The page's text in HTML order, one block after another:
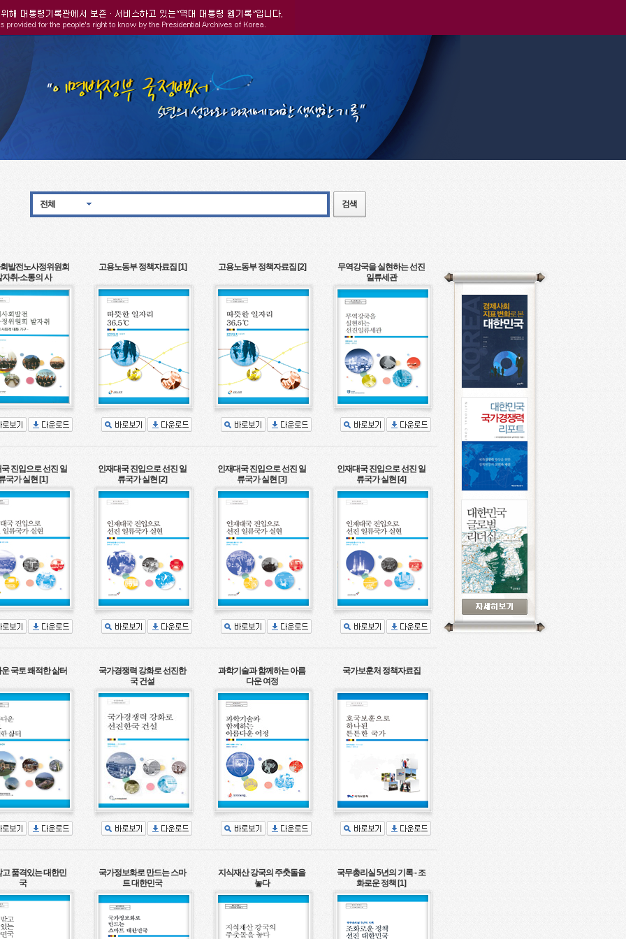
전체
발전노사정위원회
자취-소통의 사
고용노동부 정책자료집 [1] 고용노동부 정책자료집 [2]
무역강국을 실현하는 선진
일류세관
진입으로 선진 일
국가 실현 [1]
인재대국 진입으로 선진 일
류국가 실현 [2]
인재대국 진입으로 선진 일
류국가 실현 [3]
인재대국 진입으로 선진 일
류국가 실현 [4]
국토 쾌적한 삶터
국가경쟁력 강화로 선진한
국 건설
과학기술과 함께하는 아름
다운 여정
국가보훈처 정책자료집
품격있는 대한민
국
국가정보화로 만드는 스마
트 대한민국
지식재산 강국의 주춧돌을
놓다
국무총리실 5년의 기록 - 조
화로운 정책 [1]